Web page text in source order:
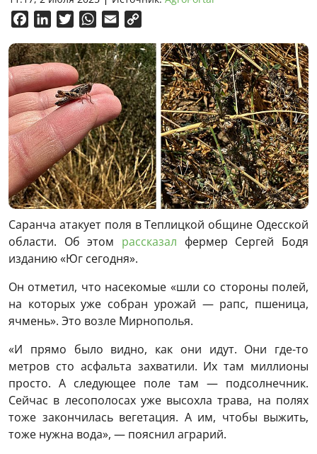
FacebookLinkedInTwitterWhatsApp
Email
Саранча атакует поля в Теплицкой общине Одесской
области. Об этом рассказал фермер Сергей Бодя
изданию «Юг сегодня».
Он отметил, что насекомые «шли со стороны полей,
на которых уже собран урожай — рапс, пшеница,
ячмень». Это возле Мирнополья.
«И прямо было видно, как они идут. Они где-то
метров сто асфальта захватили. Их там миллионы
просто. А следующее поле там — подсолнечник.
Сейчас в лесополосах уже высохла трава, на полях
тоже закончилась вегетация. А им, чтобы выжить,
тоже нужна вода», — пояснил аграрий.